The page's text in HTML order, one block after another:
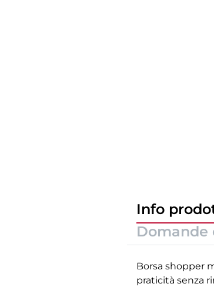
Info
Domande
Borsa shopper
praticità senza